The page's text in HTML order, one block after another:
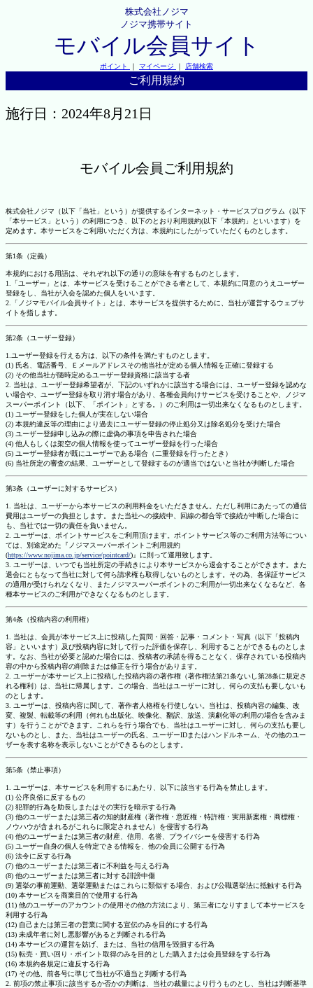
株式会社ノジマ
ノジマ携帯サイト
モバイル会員サイト
ポイント ｜ マイページ ｜ 店舗検索
ご利用規約
施行日：2024年8月21日
モバイル会員ご利用規約
株式会社ノジマ（以下「当社」という）が提供するインターネット・サービスプログラム（以下
「本サービス」という）の利用につき、以下のとおり利用規約(以下「本規約」といいます）を
定めます。本サービスをご利用いただく方は、本規約にしたがっていただくものとします。
第1条（定義）
本規約における用語は、それぞれ以下の通りの意味を有するものとします。
1.「ユーザー」とは、本サービスを受けることができる者として、本規約に同意のうえユーザー
登録をし、当社が入会を認めた個人をいいます。
2.「ノジマモバイル会員サイト」とは、本サービスを提供するために、当社が運営するウェブサ
イトを指します。
第2条（ユーザー登録）
1.ユーザー登録を行える方は、以下の条件を満たすものとします。
(1) 氏名、電話番号、Ｅメールアドレスその他当社が定める個人情報を正確に登録する
(2) その他当社が随時定めるユーザー登録資格に該当する者
2. 当社は、ユーザー登録希望者が、下記のいずれかに該当する場合には、ユーザー登録を認めな
い場合や、ユーザー登録を取り消す場合があり、各種会員向けサービスを受けることや、ノジマ
スーパーポイント（以下、「ポイント」とする。）のご利用は一切出来なくなるものとします。
(1) ユーザー登録をした個人が実在しない場合
(2) 本規約違反等の理由により過去にユーザー登録の停止処分又は除名処分を受けた場合
(3) ユーザー登録申し込みの際に虚偽の事項を申告された場合
(4) 他人もしくは架空の個人情報を使ってユーザー登録を行った場合
(5) ユーザー登録者が既にユーザーである場合（二重登録を行ったとき）
(6) 当社所定の審査の結果、ユーザーとして登録するのが適当ではないと当社が判断した場合
第3条（ユーザーに対するサービス）
1. 当社は、ユーザーから本サービスの利用料金をいただきません。ただし利用にあたっての通信
費用はユーザーの負担とします。また当社への接続中、回線の都合等で接続が中断した場合に
も、当社では一切の責任を負いません。
2. ユーザーは、ポイントサービスをご利用頂けます。ポイントサービス等のご利用方法等につい
ては、別途定めた『ノジマスーパーポイントご利用規約
(https://www.nojima.co.jp/service/pointcard/)』に則って運用致します。
3. ユーザーは、いつでも当社所定の手続きにより本サービスから退会することができます。また
退会にともなって当社に対して何ら請求権も取得しないものとします。その為、各保証サービス
の適用が受けられなくなり、またノジマスーパーポイントのご利用が一切出来なくなるなど、各
種本サービスのご利用ができなくなるものとします。
第4条（投稿内容の利用権）
1. 当社は、会員が本サービス上に投稿した質問・回答・記事・コメント・写真（以下「投稿内
容」といいます）及び投稿内容に対して行った評価を保存し、利用することができるものとしま
す。なお、当社が必要と認めた場合には、投稿者の承諾を得ることなく、保存されている投稿内
容の中から投稿内容の削除または修正を行う場合があります。
2. ユーザーが本サービス上に投稿した投稿内容の著作権（著作権法第21条ないし第28条に規定さ
れる権利）は、当社に帰属します。この場合、当社はユーザーに対し、何らの支払も要しないも
のとします。
3. ユーザーは、投稿内容に関して、著作者人格権を行使しない。当社は、投稿内容の編集、改
変、複製、転載等の利用（何れも出版化、映像化、翻訳、放送、演劇化等の利用の場合を含みま
す）を行うことができます。これらを行う場合でも、当社はユーザーに対し、何らの支払も要し
ないものとし、また、当社はユーザーの氏名、ユーザーIDまたはハンドルネーム、その他のユー
ザーを表す名称を表示しないことができるものとします。
第5条（禁止事項）
1. ユーザーは、本サービスを利用するにあたり、以下に該当する行為を禁止します。
(1) 公序良俗に反するもの
(2) 犯罪的行為を助長しまたはその実行を暗示する行為
(3) 他のユーザーまたは第三者の知的財産権（著作権・意匠権・特許権・実用新案権・商標権・
ノウハウが含まれるがこれらに限定されません）を侵害する行為
(4) 他のユーザーまたは第三者の財産、信用、名誉、プライバシーを侵害する行為
(5) ユーザー自身の個人を特定できる情報を、他の会員に公開する行為
(6) 法令に反する行為
(7) 他のユーザーまたは第三者に不利益を与える行為
(8) 他のユーザーまたは第三者に対する誹謗中傷
(9) 選挙の事前運動、選挙運動またはこれらに類似する場合、および公職選挙法に抵触する行為
(10) 本サービスを商業目的で使用する行為
(11) 他のユーザーのアカウントの使用その他の方法により、第三者になりすまして本サービスを
利用する行為
(12) 自己または第三者の営業に関する宣伝のみを目的にする行為
(13) 未成年者に対し悪影響があると判断される行為
(14) 本サービスの運営を妨げ、または、当社の信用を毀損する行為
(15) 転売・買い回り・ポイント取得のみを目的とした購入または会員登録をする行為
(16) 本規約各規定に違反する行為
(17) その他、前各号に準じて当社が不適当と判断する行為
2. 前項の禁止事項に該当するか否かの判断は、当社の裁量により行うものとし、当社は判断基準